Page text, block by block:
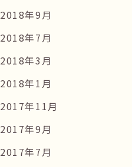
2018年9月
2018年7月
2018年3月
2018年1月
2017年11月
2017年9月
2017年7月